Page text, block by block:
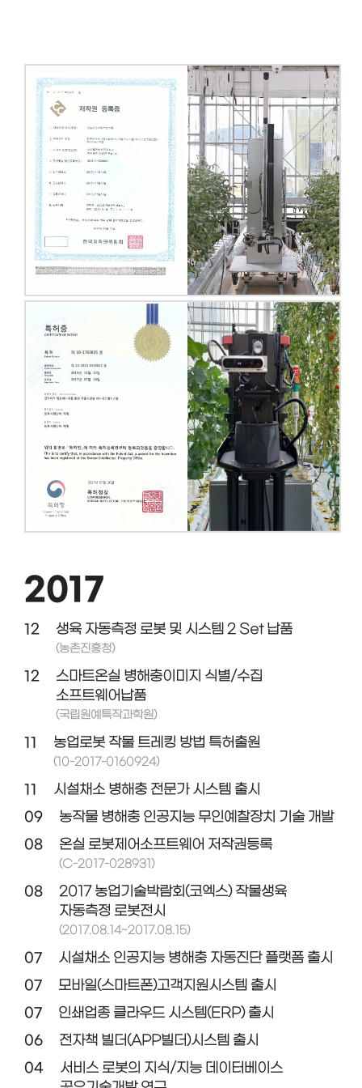
2017
12 생육 자동측정 로봇 및 시스템 2 Set 납품
(농촌진흥청)
12
스마트온실 병해충이미지 식별/수집
소프트웨어납품
(국립원예특작과학원)
11 농업로봇 작물 트레킹 방법 특허출원
(10-2017-0160924)
11
시설채소 병해충 전문가 시스템 출시
09
농작물 병해충 인공지능 무인예찰장치 기술 개발
08
온실 로봇제어소프트웨어 저작권등록
(C-2017-028931)
08
2017 농업기술박람회(코엑스) 작물생육
자동측정 로봇전시
(2017.08.14~2017.08.15)
07
시설채소 인공지능 병해충 자동진단 플랫폼 출시
07
모바일(스마트폰)고객지원시스템 출시
07
인쇄업종 클라우드 시스템(ERP) 출시
06
전자책 빌더(APP빌더)시스템 출시
04
서비스 로봇의 지식/지능 데이터베이스